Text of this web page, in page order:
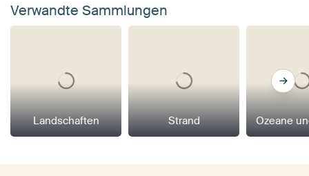
Verwandte Sammlungen
Landschaften Strand Ozeane